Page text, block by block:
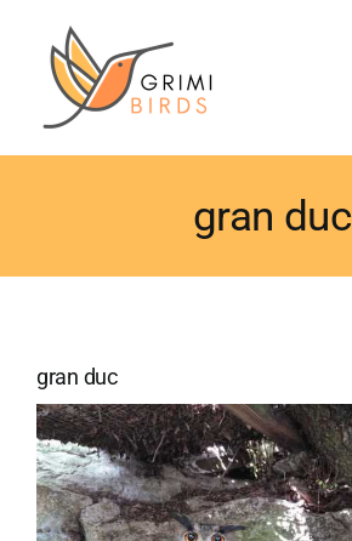
contenido
gran duc
gran duc